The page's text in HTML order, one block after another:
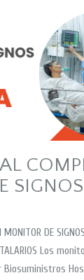
MONITOR DE
Los
Biosuministros